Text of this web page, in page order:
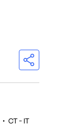
• CT - IT